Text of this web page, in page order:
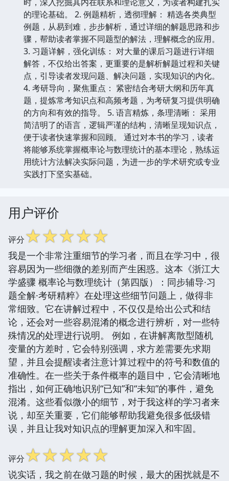
的理论基础。 2. 例题精析，透彻理解： 精选各类典型
例题，从易到难，步步解析，通过详细的解题思路和步
骤，帮助读者掌握不同题型的解法，理解概念的应用。
3. 习题详解，强化训练： 对大量的课后习题进行详细
解答，不仅给出答案，更重要的是解析解题过程和关键
点，引导读者发现问题、解决问题，实现知识的内化。
4. 考研导向，聚焦重点： 紧密结合考研大纲和历年真
题，提炼常考知识点和高频考题，为考研复习提供明确
的方向和有效的指导。 5. 语言精炼，条理清晰： 采用
简洁明了的语言，逻辑严谨的结构，清晰呈现知识点，
便于读者快速掌握和回顾。 通过对本书的学习，读者
将能够系统掌握概率论与数理统计的基本理论，熟练运
用统计方法解决实际问题，为进一步的学术研究或专业
实践打下坚实基础。
用户评价
评分☆☆☆☆☆
我是一个非常注重细节的学习者，而且在学习中，很
容易因为一些细微的差别而产生困惑。这本《浙江大
学盛骤 概率论与数理统计（第四版）：同步辅导·习
题全解·考研精粹》在处理这些细节问题上，做得非
常细致。它在讲解过程中，不仅仅是给出公式和结
论，还会对一些容易混淆的概念进行辨析，对一些特
殊情况的处理进行说明。 例如，在讲解离散型随机
变量的方差时，它会特别强调，求方差需要先求期
望，并且会提醒读者注意计算过程中的符号和数值的
准确性。在一些关于条件概率的题目中，它会清晰地
指出，如何正确地识别“已知”和“未知”的事件，避免
混淆。这些看似微小的细节，对于我这样的学习者来
说，却至关重要，它们能够帮助我避免很多低级错
误，并且让我对知识点的理解更加深入和牢固。
评分☆☆☆☆☆
说实话，我之前在做习题的时候，最大的困扰就是不